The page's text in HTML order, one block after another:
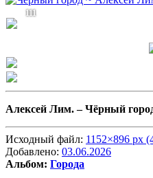
111
Алексей Лим. –Чёрный
Исходный файл: 1152×896 px
Добавлено: 03.06.2026
Альбом: Города